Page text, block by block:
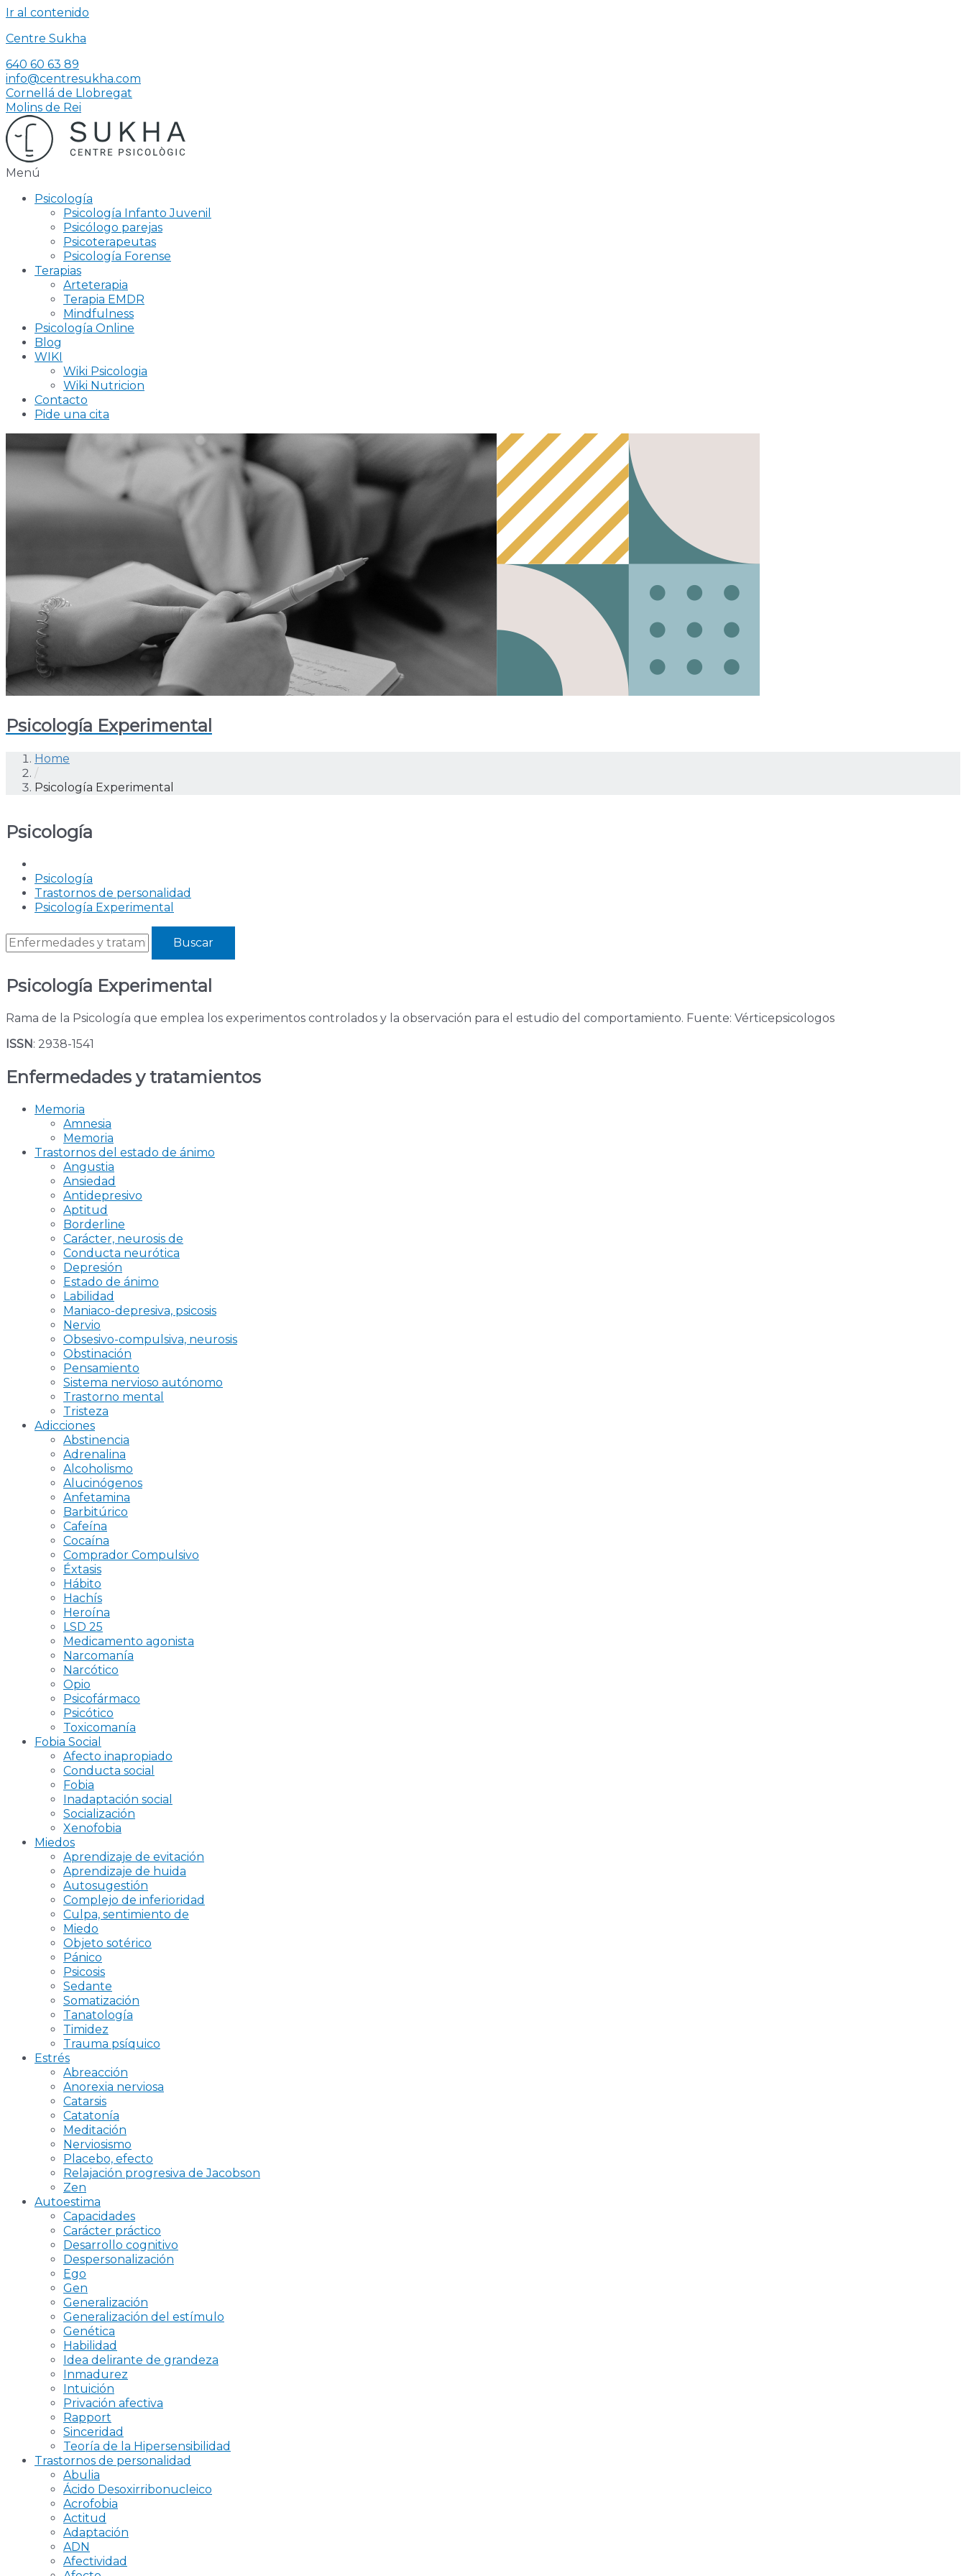
Ir al contenido
Centre Sukha
640 60 63 89
info@centresukha.com
Cornellá de Llobregat
Molins de Rei
Menú
Psicología
Psicología Infanto Juvenil
Psicólogo parejas
Psicoterapeutas
Psicología Forense
Terapias
Arteterapia
Terapia EMDR
Mindfulness
Psicología Online
Blog
WIKI
Wiki Psicologia
Wiki Nutricion
Contacto
Pide una cita
Psicología Experimental
Home
/
Psicología Experimental
Psicología
Psicología
Trastornos de personalidad
Psicología Experimental
Psicología Experimental
Rama de la Psicología que emplea los experimentos controlados y la observación para el estudio del comportamiento. Fuente: Vérticepsicologos
ISSN : 2938-1541
Enfermedades y tratamientos
Memoria
Amnesia
Memoria
Trastornos del estado de ánimo
Angustia
Ansiedad
Antidepresivo
Aptitud
Borderline
Carácter, neurosis de
Conducta neurótica
Depresión
Estado de ánimo
Labilidad
Maniaco-depresiva, psicosis
Nervio
Obsesivo-compulsiva, neurosis
Obstinación
Pensamiento
Sistema nervioso autónomo
Trastorno mental
Tristeza
Adicciones
Abstinencia
Adrenalina
Alcoholismo
Alucinógenos
Anfetamina
Barbitúrico
Cafeína
Cocaína
Comprador Compulsivo
Éxtasis
Hábito
Hachís
Heroína
LSD 25
Medicamento agonista
Narcomanía
Narcótico
Opio
Psicofármaco
Psicótico
Toxicomanía
Fobia Social
Afecto inapropiado
Conducta social
Fobia
Inadaptación social
Socialización
Xenofobia
Miedos
Aprendizaje de evitación
Aprendizaje de huida
Autosugestión
Complejo de inferioridad
Culpa, sentimiento de
Miedo
Objeto sotérico
Pánico
Psicosis
Sedante
Somatización
Tanatología
Timidez
Trauma psíquico
Estrés
Abreacción
Anorexia nerviosa
Catarsis
Catatonía
Meditación
Nerviosismo
Placebo, efecto
Relajación progresiva de Jacobson
Zen
Autoestima
Capacidades
Carácter práctico
Desarrollo cognitivo
Despersonalización
Ego
Gen
Generalización
Generalización del estímulo
Genética
Habilidad
Idea delirante de grandeza
Inmadurez
Intuición
Privación afectiva
Rapport
Sinceridad
Teoría de la Hipersensibilidad
Trastornos de personalidad
Abulia
Ácido Desoxirribonucleico
Acrofobia
Actitud
Adaptación
ADN
Afectividad